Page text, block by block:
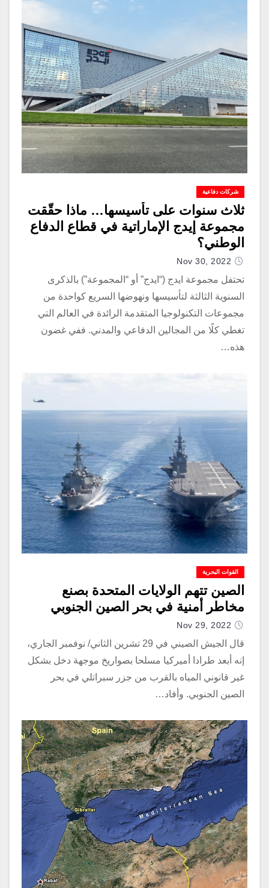
شركات دفاعية
ثلاث سنوات على تأسيسها… ماذا حقّقت
مجموعة إيدج الإماراتية في قطاع الدفاع
الوطني؟
Nov 30, 2022
تحتفل مجموعة ايدج (“ايدج” أو “المجموعة”) بالذكرى
السنوية الثالثة لتأسيسها ونهوضها السريع كواحدة من
مجموعات التكنولوجيا المتقدمة الرائدة في العالم التي
تغطي كلًا من المجالين الدفاعي والمدني. ففي غضون
هذه…
القوات البحرية
الصين تتهم الولايات المتحدة بصنع
مخاطر أمنية في بحر الصين الجنوبي
Nov 29, 2022
قال الجيش الصيني في 29 تشرين الثاني/ نوفمبر الجاري،
إنه أبعد طرادا أميركيا مسلحا بصواريخ موجهة دخل بشكل
غير قانوني المياه بالقرب من جزر سبراتلي في بحر
الصين الجنوبي. وأفاد…